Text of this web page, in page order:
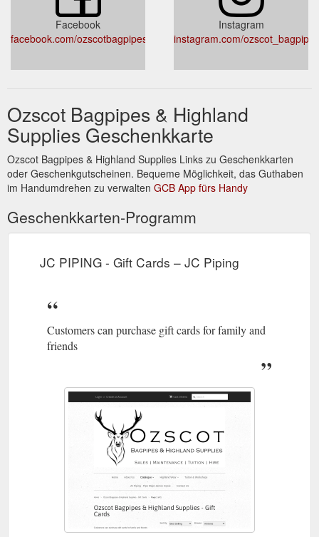
Facebook
facebook.com/ozscotbagpipesandhighlandsupplies/
Instagram
instagram.com/
Ozscot Bagpipes & Highland
Supplies Geschenkkarte
Ozscot Bagpipes & Highland Supplies Links zu Geschenkkarten
oder Geschenkgutscheinen. Bequeme Möglichkeit, das Guthaben
im Handumdrehen zu verwalten GCB App fürs Handy
Geschenkkarten-Programm
JC PIPING - Gift Cards – JC Piping
Customers can purchase gift cards for family and
friends